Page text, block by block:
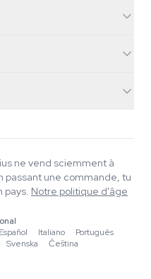
ne vend sciemment à
passant une commande, tu
pays. Notre politique d'âge
Español ·Italiano ·Português
·
·Svenska ·Čeština